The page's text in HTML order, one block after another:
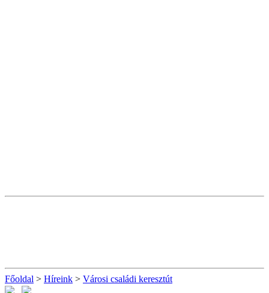
Főoldal > Híreink > Városi családi keresztút